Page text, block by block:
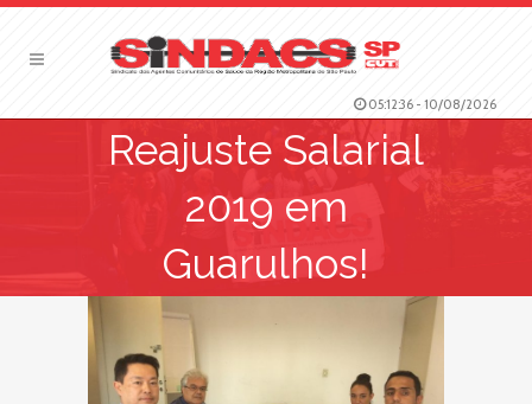
05:12:36 - 10/08/2026
Reajuste Salarial
2019 em
Guarulhos!